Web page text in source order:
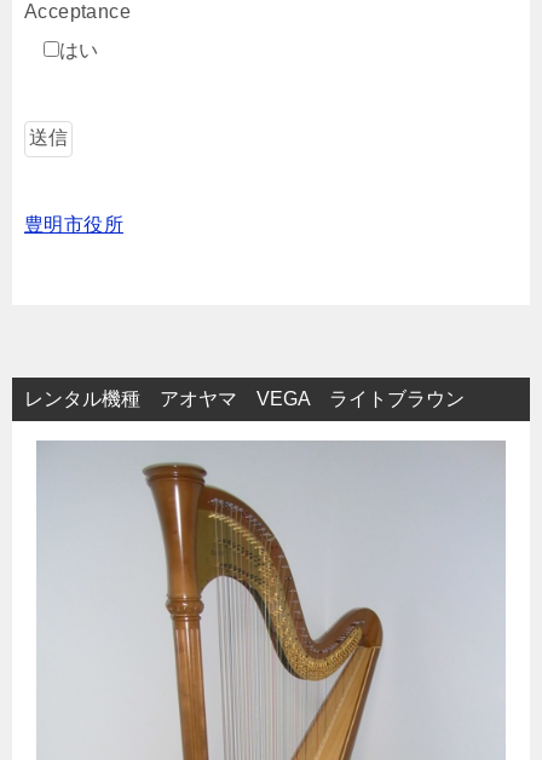
Acceptance
はい
豊明市役所
レンタル機種 アオヤマ VEGA ライトブラウン